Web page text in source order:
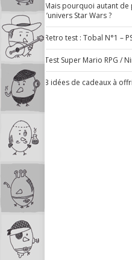
Mais pourquoi autant
l’univers Star Wars ?
Retro test : Tobal N°1 –
Test Super Mario RPG /
3 idées de cadeaux à